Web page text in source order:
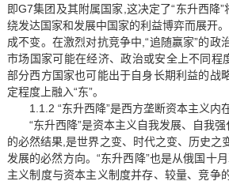
即G7集团及其附属国家,这决定了“东升西降
绕发达国家和发展中国家的利益博弈而展开。
成不变。在激烈对抗竞争中,“追随赢家”的政
市场国家可能在经济、政治或安全上不同程
部分西方国家也可能出于自身长期利益的战
定程度上融入“东”。
1.1.2 “东升西降”是西方垄断资本主义内
“东升西降”是资本主义自我发展、自我
的必然结果,是世界之变、时代之变、历史之
发展的必然方向。“东升西降”也是从俄国十
主义制度与资本主义制度并存、较量、竞争